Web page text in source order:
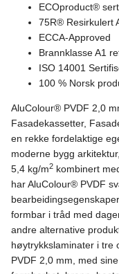
ECOproduct®
75R® Resirkulert
ECCA-Approved
Brannklasse A1
ISO 14001
100 % Norsk
AluColour® PVDF 2,0
Fasadekassetter,
en rekke fordelaktige
moderne bygg
5,4 kg/m2 kombinert
har AluColour® PVDF
formbar i tråd med
andre alternative
høytrykkslaminater i tre
PVDF 2,0 mm, med